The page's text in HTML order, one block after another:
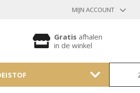
MIJN ACCOUNT
INLOGGEN BESTAANDE KLANT
wachtwoord
Gratis afhalen
in de winkel